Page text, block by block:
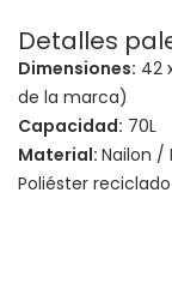
Detalles
Dimensiones: 42
de la marca)
Capacidad: 70L
Material: Nailon /
Poliéster reciclado